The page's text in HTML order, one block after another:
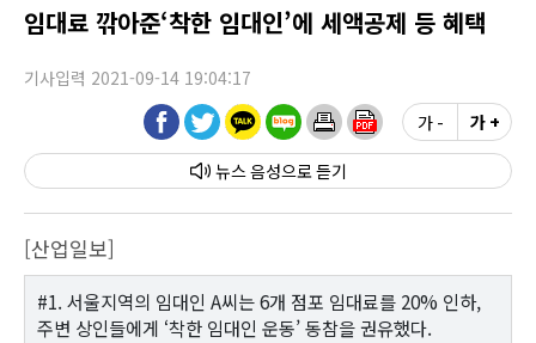
임대료 깎아준‘착한 임대인’에 세액공제 등 혜택
기사입력 2021-09-14 19:04:17
뉴스 음성
가 - 가 +
[산업일보]
#1. 서울지역의 임대인 A씨는 6개 점포 임대료를 20% 인하,
주변 상인들에게 ‘착한 임대인 운동’ 동참을 권유했다.